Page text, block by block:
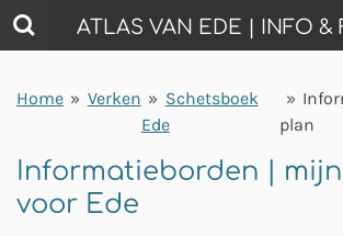
Ga
direct
de
ATLAS VAN EDE | INFO &
Home » Verken » Schetsboek
Ede
»
plan
Informatieborden |
voor Ede